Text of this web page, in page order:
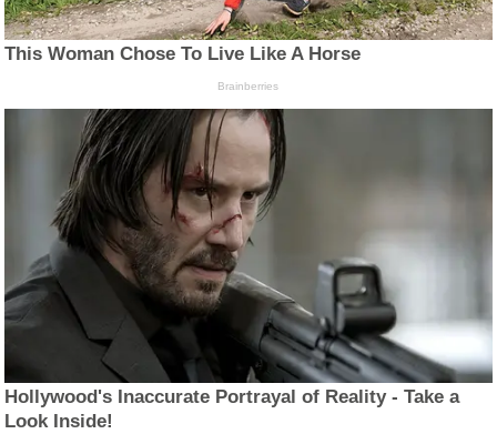
This Woman Chose To Live Like A Horse
Brainberries
Hollywood's Inaccurate Portrayal of Reality - Take a
Look Inside!